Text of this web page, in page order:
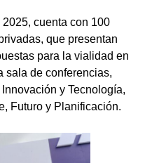
cuenta con 100
que presentan
para la vialidad en
sala de conferencias,
y Tecnología,
Futuro y Planificación.